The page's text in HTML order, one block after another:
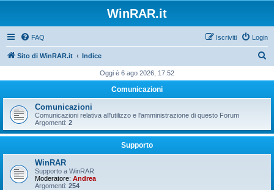
WinRAR.it
FAQ Login
Iscriviti
Sito di WinRAR.it Indice
c
Oggi è 6 ago 2026, 17:52
Comunicazioni
Comunicazioni
Comunicazioni relativa all'utilizzo e l'amministrazione di questo Forum
Argomenti: 2
Supporto
WinRAR
Supporto a WinRAR
Moderatore: Andrea
Argomenti: 254